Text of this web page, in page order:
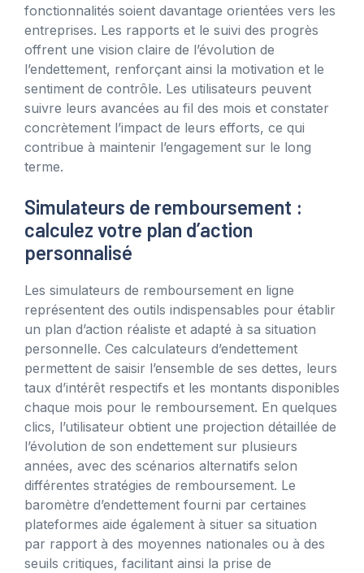
fonctionnalités soient davantage orientées vers les
entreprises. Les rapports et le suivi des progrès
offrent une vision claire de l’évolution de
l’endettement, renforçant ainsi la motivation et le
sentiment de contrôle. Les utilisateurs peuvent
suivre leurs avancées au fil des mois et constater
concrètement l’impact de leurs efforts, ce qui
contribue à maintenir l’engagement sur le long
terme.
Simulateurs de remboursement :
calculez votre plan d’action
personnalisé
Les simulateurs de remboursement en ligne
représentent des outils indispensables pour établir
un plan d’action réaliste et adapté à sa situation
personnelle. Ces calculateurs d’endettement
permettent de saisir l’ensemble de ses dettes, leurs
taux d’intérêt respectifs et les montants disponibles
chaque mois pour le remboursement. En quelques
clics, l’utilisateur obtient une projection détaillée de
l’évolution de son endettement sur plusieurs
années, avec des scénarios alternatifs selon
différentes stratégies de remboursement. Le
baromètre d’endettement fourni par certaines
plateformes aide également à situer sa situation
par rapport à des moyennes nationales ou à des
seuils critiques, facilitant ainsi la prise de